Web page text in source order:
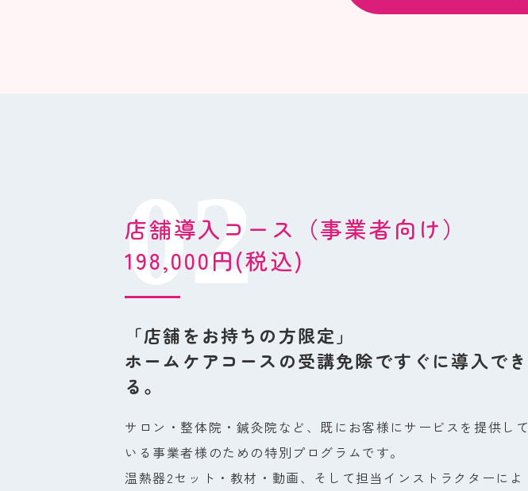
店舗導入コース（事業者向け）
198,000円(税込)
「店舗をお持ちの方限定」
ホームケアコースの受講免除ですぐに導入でき
る。
サロン・整体院・鍼灸院など、既にお客様にサービスを提供して
いる事業者様のための特別プログラムです。
温熱器2セット・教材・動画、そして担当インストラクターによ